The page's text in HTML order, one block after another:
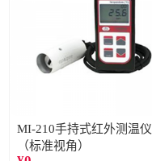
MI-210手持式红外测温仪
（标准视角）